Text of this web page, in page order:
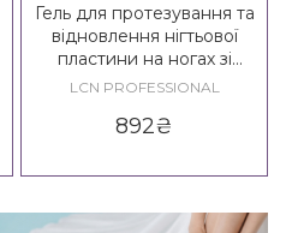
Гель для протезування та
відновлення нігтьової
пластини на ногах зі
сріблом LCN WILDE-
LCN PROFESSIONAL
892₴